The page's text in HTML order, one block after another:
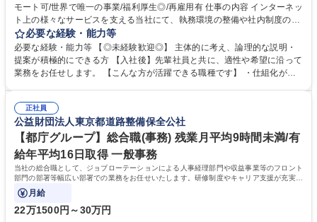
モート可/世界で唯一の事業/福利厚生◎/再雇用有 仕事の内容 インターネッ
ト上の様々なサービスを支える当社にて、執務環境の整備や社内制度の検
討、イベント運営などの幅広い業務を担当し、間接的に会社の生産性向上
や成長に貢献している部署です。 会社の全メンバーが安心して長く成果を
発揮できる環境を整えるために、毎日のメンテナンスや維持管理に加え、
新たな施策検討を積極的に行っていただき、会社全体を巻き込み課題解決
幅広い業務の体得が可能で、多様なキャリアパスを描くことも可能です。
募集職種 【総務】未経験歓迎◎/リモート可/世界で唯一の事業/福利厚生◎/
再雇用有
必要な経験・能力等
必要な経験・能力等 【◎未経験歓迎◎】 主体的に考え、論理的な説明・
提案が積極的にできる方 【入社後】先輩社員と共に、適性や希望に沿って
業務をお任せします。 【こんな方が活躍できる職種です】 ・仕組化が好
対処できる・新しいことに興味関心がある 【魅力】■自己啓発支援：資格
取得や通信教育など費用の80%（年間25万円まで）を補助 ■住宅手当：家
賃の50%（月額7万円まで）を補助 学歴・資格 学歴：大学院 大学 語学
力： 資格：
正社員
公益財団法人東京都道路整備保全公社
【都庁グループ】総合職(事務) 残業月平均9時間未満/有
給年平均16日取得 一般事務
当社の総合職として、ジョブローテーションによる人事経理部門や収益事業等のフロント
部門の部署等幅広い部署での業務をお任せいたします。研修制度やキャリア支援が充実し
ております！ ※下記業務詳細
月給
22万1500円～30万円